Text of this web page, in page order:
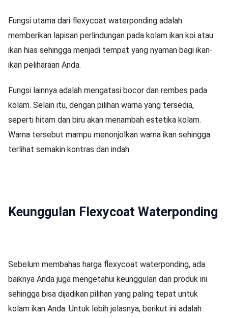
Fungsi utama dari flexycoat waterponding adalah
memberikan lapisan perlindungan pada kolam ikan koi atau
ikan hias sehingga menjadi tempat yang nyaman bagi ikan-
ikan peliharaan Anda.
Fungsi lainnya adalah mengatasi bocor dan rembes pada
kolam. Selain itu, dengan pilihan warna yang tersedia,
seperti hitam dan biru akan menambah estetika kolam.
Warna tersebut mampu menonjolkan warna ikan sehingga
terlihat semakin kontras dan indah.
Keunggulan Flexycoat Waterponding
Sebelum membahas harga flexycoat waterponding, ada
baiknya Anda juga mengetahui keunggulan dari produk ini
sehingga bisa dijadikan pilihan yang paling tepat untuk
kolam ikan Anda. Untuk lebih jelasnya, berikut ini adalah